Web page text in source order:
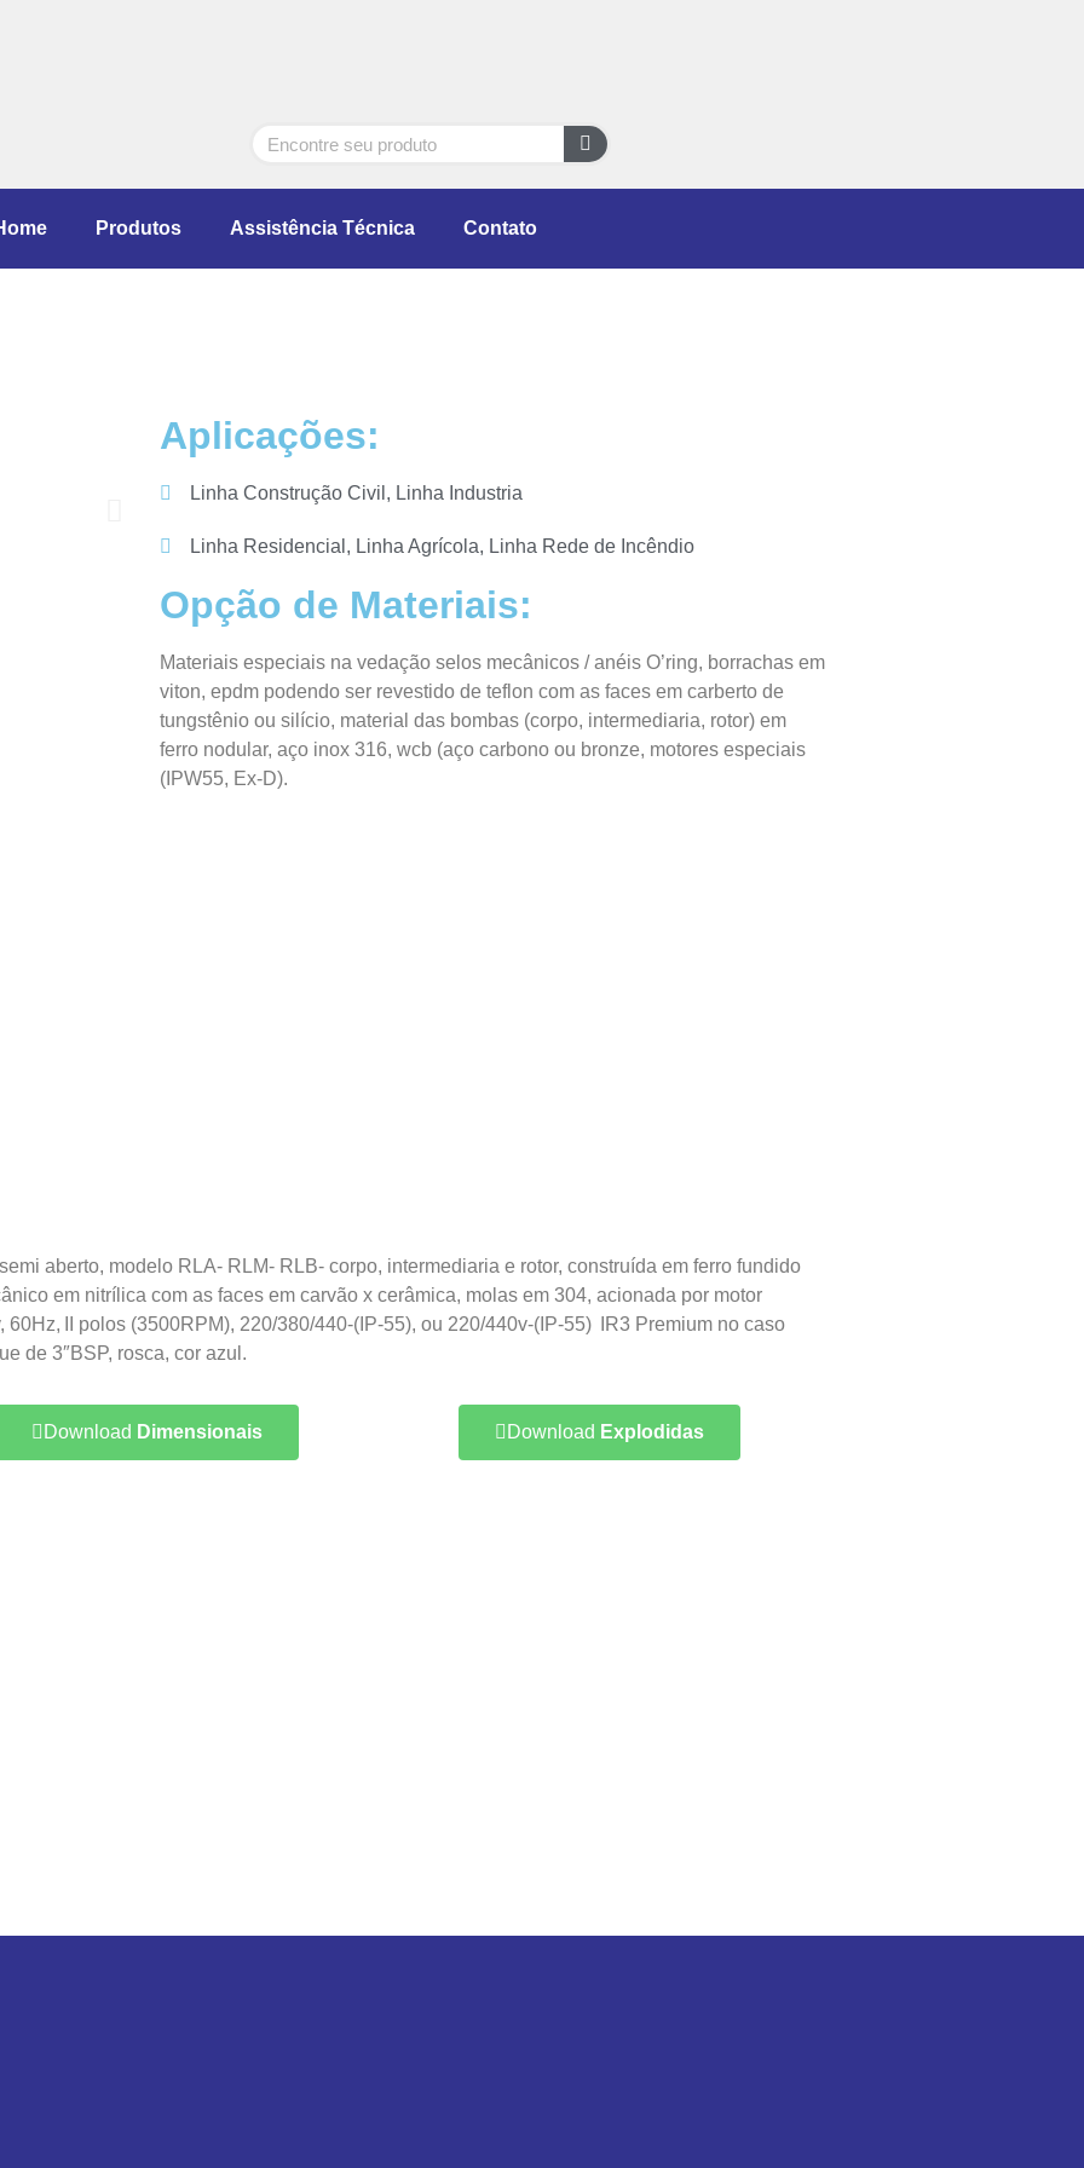
Produtos Assistência Técnica Contato
Aplicações:
Linha Construção Civil, Linha Industria
Linha Residencial, Linha Agrícola, Linha Rede de Incêndio
Opção de Materiais:
Materiais especiais na vedação selos mecânicos / anéis O’ring, borrachas em
viton, epdm podendo ser revestido de teflon com as faces em carberto de
tungstênio ou silício, material das bombas (corpo, intermediaria, rotor) em
ferro nodular, aço inox 316, wcb (aço carbono ou bronze, motores especiais
(IPW55, Ex-D).
aberto, modelo RLA- RLM- RLB- corpo, intermediaria e rotor, construída em ferro fundido
em nitrílica com as faces em carvão x cerâmica, molas em 304, acionada por motor
II polos (3500RPM), 220/380/440-(IP-55), ou 220/440v-(IP-55) IR3 Premium no caso
de 3″BSP, rosca, cor azul.
Download Dimensionais Download Explodidas